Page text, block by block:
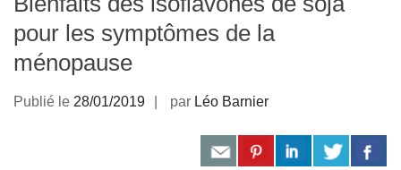
pour les symptômes de la
ménopause
Publié le 28/01/2019 par Léo Barnier